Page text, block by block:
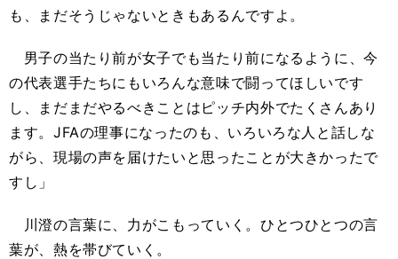
も、まだそうじゃないときもあるんですよ。
男子の当たり前が女子でも当たり前になるように、今
の代表選手たちにもいろんな意味で闘ってほしいです
し、まだまだやるべきことはピッチ内外でたくさんあり
ます。JFAの理事になったのも、いろいろな人と話しな
がら、現場の声を届けたいと思ったことが大きかったで
すし」
川澄の言葉に、力がこもっていく。ひとつひとつの言
葉が、熱を帯びていく。